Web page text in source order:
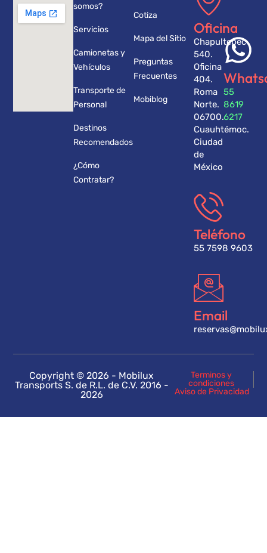
somos?
Servicios
Camionetas y
Vehículos
Transporte de
Personal
Destinos
Recomendados
¿Cómo
Contratar?
Cotiza
Mapa del Sitio
Preguntas
Frecuentes
Mobiblog
Oficina
Chapultepec
540.
Oficina
404.
Roma
Norte.
06700.
Cuauhtémoc.
Ciudad
de
México
55
8619
6217
Teléfono
55 7598 9603
Email
Copyright © 2026 - Mobilux
Transports S. de R.L. de C.V. 2016 -
2026
Terminos y
condiciones
Aviso de Privacidad